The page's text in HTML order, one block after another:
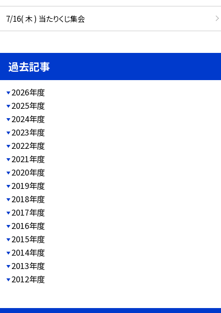
7/16( 木 ) 当たりくじ集会
過去記事
2026年度
2025年度
2024年度
2023年度
2022年度
2021年度
2020年度
2019年度
2018年度
2017年度
2016年度
2015年度
2014年度
2013年度
2012年度